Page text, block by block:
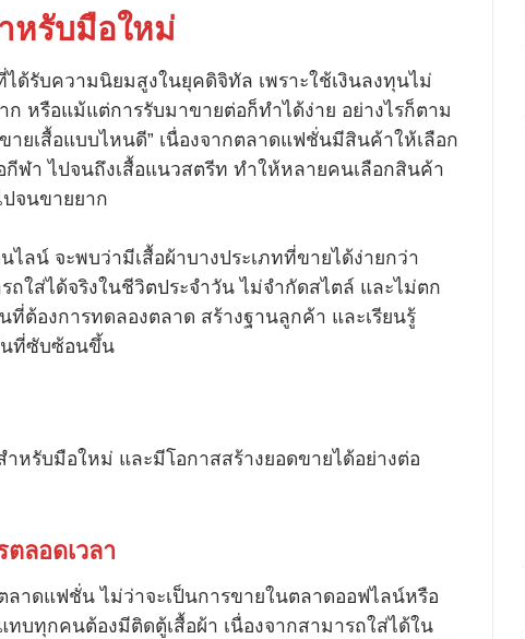
หรับมือใหม่
ด้รับความนิยมสูงในยุคดิจิทัล เพราะใช้เงินลงทุนไม่
หรือแม้แต่การรับมาขายต่อก็ทำได้ง่าย อย่างไรก็ตาม
ยเสื้อแบบไหนดี” เนื่องจากตลาดแฟชั่นมีสินค้าให้เลือก
ฬา ไปจนถึงเสื้อแนวสตรีท ทำให้หลายคนเลือกสินค้า
จนขายยาก
ลน์ จะพบว่ามีเสื้อผ้าบางประเภทที่ขายได้ง่ายกว่า
ใส่ได้จริงในชีวิตประจำวัน ไม่จำกัดสไตล์ และไม่ตก
ที่ต้องการทดลองตลาด สร้างฐานลูกค้า และเรียนรู้
นที่ซับซ้อนขึ้น
หรับมือใหม่ และมีโอกาสสร้างยอดขายได้อย่างต่อ
ลอดเวลา
าดแฟชั่น ไม่ว่าจะเป็นการขายในตลาดออฟไลน์หรือ
บทุกคนต้องมีติดตู้เสื้อผ้า เนื่องจากสามารถใส่ได้ใน